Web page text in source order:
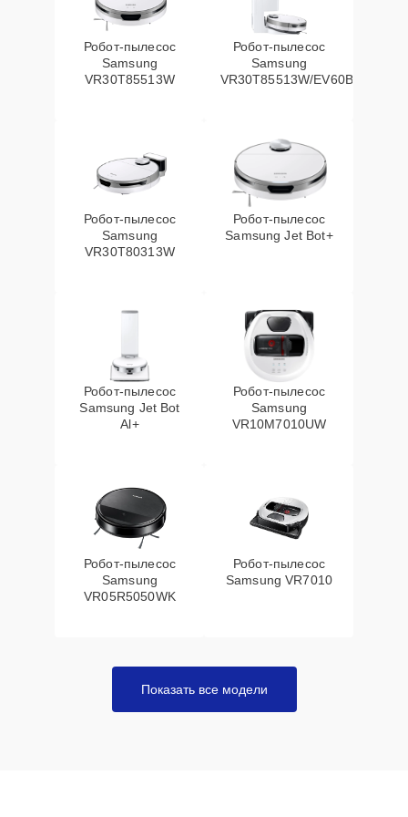
Робот-пылесос
Samsung
VR30T85513W
Робот-пылесос
Samsung
VR30T85513W/EV60Вт
Робот-пылесос
Samsung
VR30T80313W
Робот-пылесос
Samsung Jet Bot+
Робот-пылесос
Samsung Jet Bot
Al+
Робот-пылесос
Samsung
VR10M7010UW
Робот-пылесос
Samsung
VR05R5050WK
Робот-пылесос
Samsung VR7010
Показать все модели